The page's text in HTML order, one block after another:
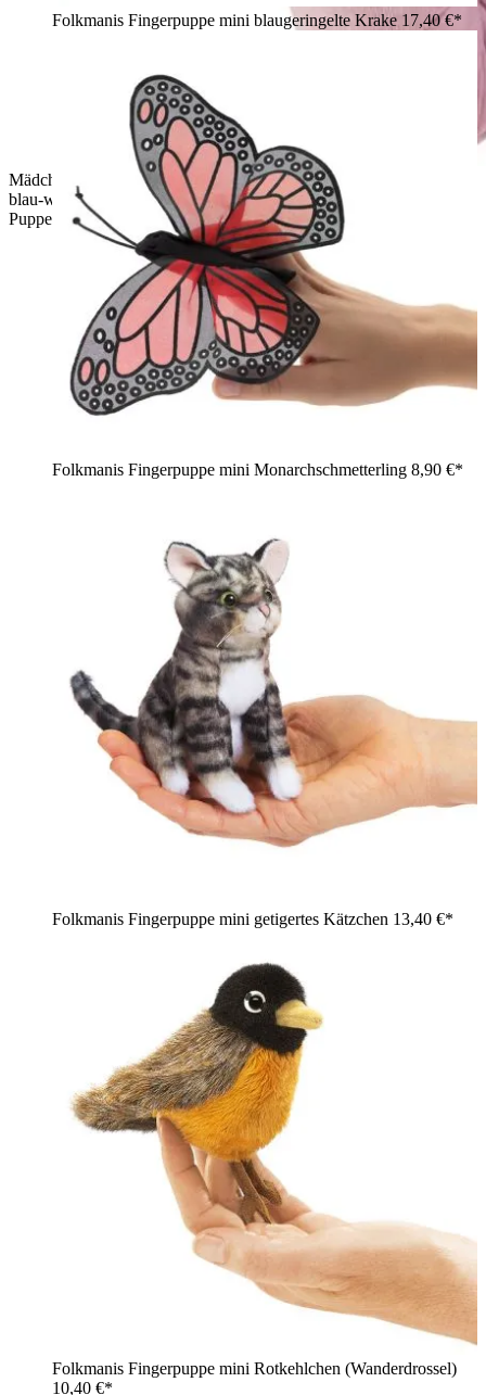
Mädchen hält Folkmanis Fingerpuppe mini Blauhäher mit
blau-weißem Gefieder auf dem Zeigefinger und lächelt die
Puppe an.
Folkmanis Fingerpuppe mini blaugeringelte Krake 17,40 €*
Folkmanis Fingerpuppe mini Monarchschmetterling 8,90 €*
Folkmanis Fingerpuppe mini getigertes Kätzchen 13,40 €*
Folkmanis Fingerpuppe mini Rotkehlchen (Wanderdrossel)
10,40 €*